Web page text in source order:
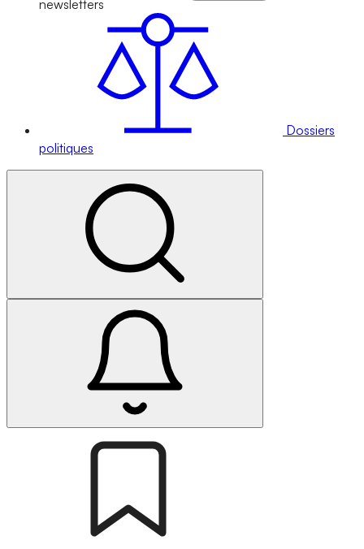
newsletters
Dossiers
politiques